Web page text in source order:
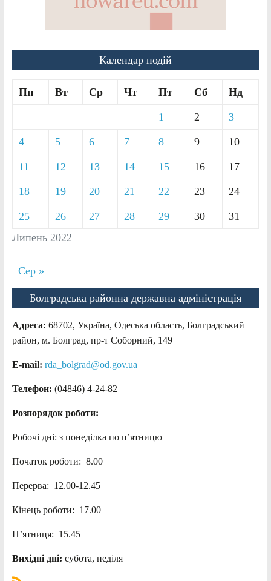
Календар подій
Липень 2022
Пн Вт Ср Чт Пт Сб Нд
1 2 3
4 5 6 7 8 9 10
11 12 13 14 15 16 17
18 19 20 21 22 23 24
25 26 27 28 29 30 31
Сер »
Болградська районна державна адміністрація
Адреса: 68702, Україна, Одеська область, Болградський
район, м. Болград, пр-т Соборний, 149
E-mail: rda_bolgrad@od.gov.ua
Телефон: (04846) 4-24-82
Розпорядок роботи:
Робочі дні: з понеділка по п’ятницю
Початок роботи: 8.00
Перерва: 12.00-12.45
Кінець роботи: 17.00
П’ятниця: 15.45
Вихідні дні: субота, неділя